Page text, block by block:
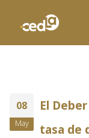
08
May
El
tasa de